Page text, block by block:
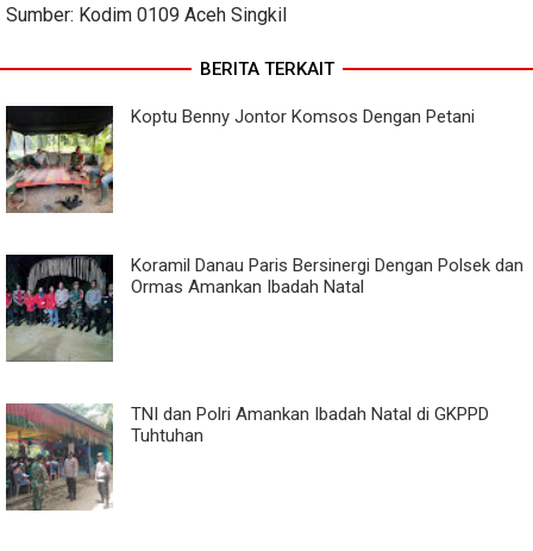
Sumber: Kodim 0109 Aceh Singkil
BERITA TERKAIT
Koptu Benny Jontor Komsos Dengan Petani
Koramil Danau Paris Bersinergi Dengan Polsek dan
Ormas Amankan Ibadah Natal
TNI dan Polri Amankan Ibadah Natal di GKPPD
Tuhtuhan